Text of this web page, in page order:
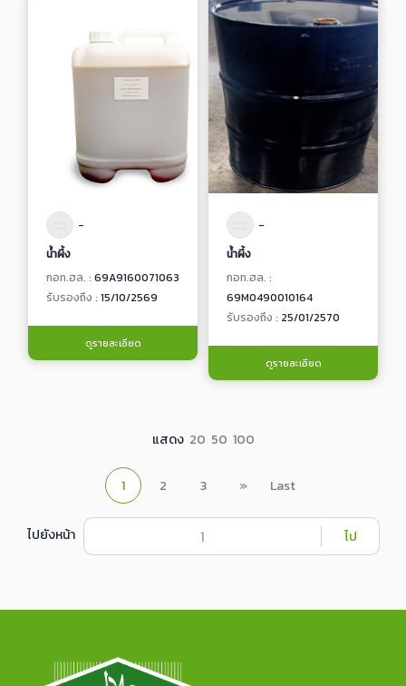
-
น้ำผึ้ง
กอท.ฮล. : 69A9160071063
รับรองถึง : 15/10/2569
ดูรายละเอียด
-
น้ำผึ้ง
กอท.ฮล. :
69M0490010164
รับรองถึง : 25/01/2570
ดูรายละเอียด
แสดง 20 50 100
1 2 3 » Last
ไปยังหน้า ไป